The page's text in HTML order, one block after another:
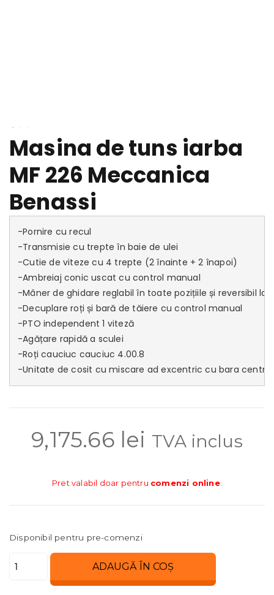
Masina de tuns iarba
MF 226 Meccanica
Benassi
-Pornire cu recul
-Transmisie cu trepte în baie de ulei
-Cutie de viteze cu 4 trepte (2 înainte + 2 înapoi)
-Ambreiaj conic uscat cu control manual
-Mâner de ghidare reglabil în toate pozițiile și reversibil la
-Decuplare roți și bară de tăiere cu control manual
-PTO independent 1 viteză
-Agățare rapidă a sculei
-Roți cauciuc cauciuc 4.00.8
-Unitate de cosit cu miscare ad excentric cu bara
9,175.66 lei TVA inclus
Pret valabil doar pentru comenzi online.
Disponibil pentru pre-comenzi
Cantitate
ADAUGĂ ÎN COȘ